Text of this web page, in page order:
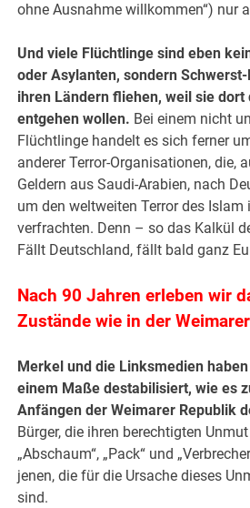
ohne Ausnahme willkommen“) nur
Und viele Flüchtlinge sind eben
oder Asylanten, sondern
ihren Ländern fliehen, weil sie
entgehen wollen. Bei einem nicht
Flüchtlinge handelt es sich ferner
anderer Terror-Organisationen, die,
Geldern aus Saudi-Arabien, nach
um den weltweiten Terror des Islam
verfrachten. Denn – so das Kalkül
Fällt Deutschland, fällt bald ganz
Nach 90 Jahren erleben wir
Zustände wie in der
Merkel und die Linksmedien
einem Maße destabilisiert, wie es
Anfängen der Weimarer Republik
Bürger, die ihren berechtigten
„Abschaum“, „Pack“ und
jenen, die für die Ursache dieses
sind.